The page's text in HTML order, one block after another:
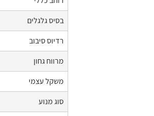
בסיס גלגלים
רדיוס סיבוב
מרווח גחון
משקל עצמי
סוג מנוע